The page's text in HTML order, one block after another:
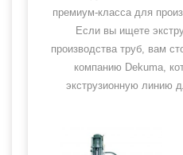
премиум-класса для
Если вы ищете
производства труб, вам
компанию Dekuma,
экструзионную линию